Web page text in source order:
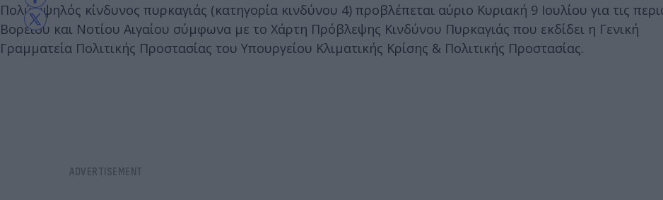
Πολύ υψηλός κίνδυνος πυρκαγιάς (κατηγορία κινδύνου 4) προβλέπεται αύριο Κυριακή 9 Ιουλίου για τις
Βορείου και Νοτίου Αιγαίου σύμφωνα με το Χάρτη Πρόβλεψης Κινδύνου Πυρκαγιάς που εκδίδει η Γενική
Γραμματεία Πολιτικής Προστασίας του Υπουργείου Κλιματικής Κρίσης & Πολιτικής Προστασίας.